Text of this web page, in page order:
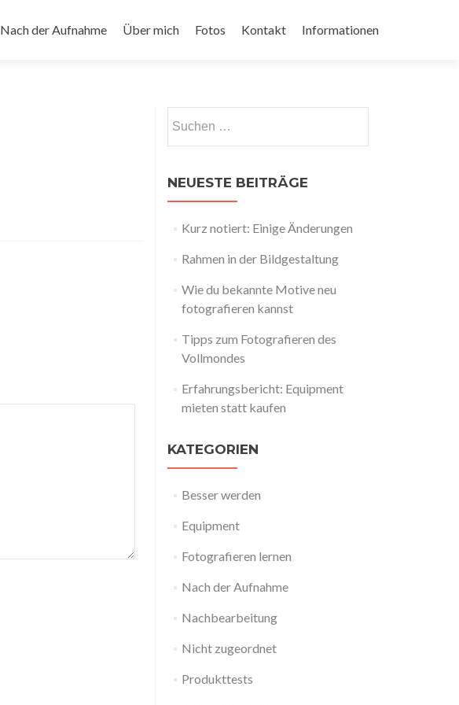
Nach der Aufnahme Über mich Fotos Kontakt Informationen
nach:
NEUESTE BEITRÄGE
Kurz notiert: Einige Änderungen
Rahmen in der Bildgestaltung
Wie du bekannte Motive neu
fotografieren kannst
Tipps zum Fotografieren des
Vollmondes
Erfahrungsbericht: Equipment
mieten statt kaufen
KATEGORIEN
Besser werden
Equipment
Fotografieren lernen
Nach der Aufnahme
Nachbearbeitung
Nicht zugeordnet
Produkttests